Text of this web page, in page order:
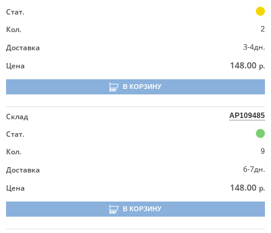
Стат.
Кол.
2
Доставка
3-4дн.
Цена
148.00 р.
В КОРЗИНУ
Склад AP109485
Стат.
Кол.
9
Доставка
6-7дн.
Цена
148.00 р.
В КОРЗИНУ